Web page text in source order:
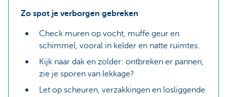
Zo spot je verborgen gebreken
Check muren op vocht, muffe geur en
schimmel, vooral in kelder en natte ruimtes.
Kijk naar dak en zolder: ontbreken er pannen,
zie je sporen van lekkage?
Let op scheuren, verzakkingen en losliggende